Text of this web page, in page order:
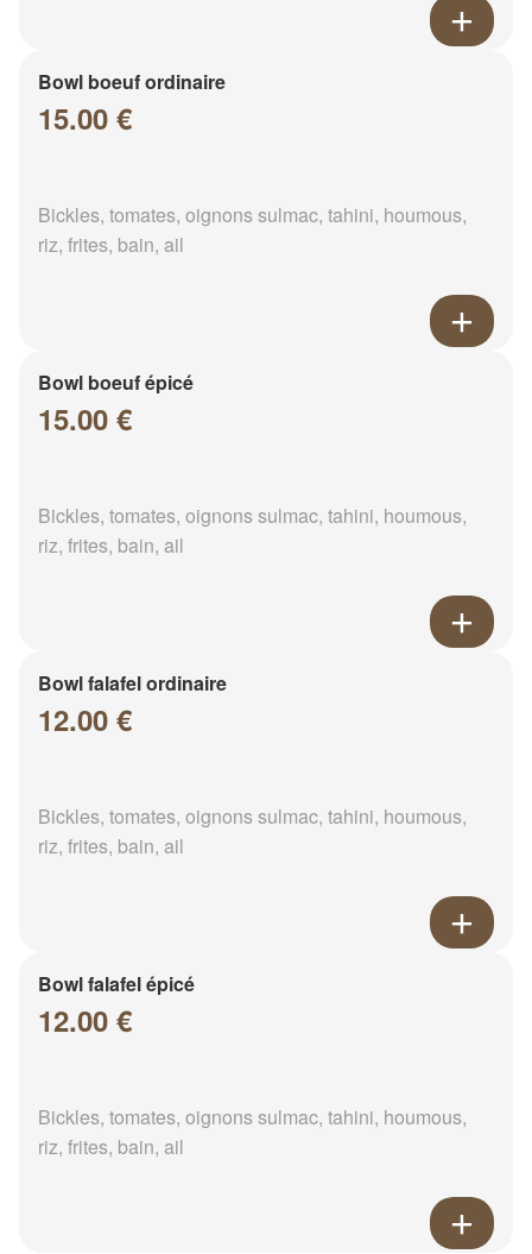
Bowl boeuf ordinaire
15.00 €
Bickles, tomates, oignons sulmac, tahini, houmous,
riz, frites, bain, ail
Bowl boeuf épicé
15.00 €
Bickles, tomates, oignons sulmac, tahini, houmous,
riz, frites, bain, ail
Bowl falafel ordinaire
12.00 €
Bickles, tomates, oignons sulmac, tahini, houmous,
riz, frites, bain, ail
Bowl falafel épicé
12.00 €
Bickles, tomates, oignons sulmac, tahini, houmous,
riz, frites, bain, ail